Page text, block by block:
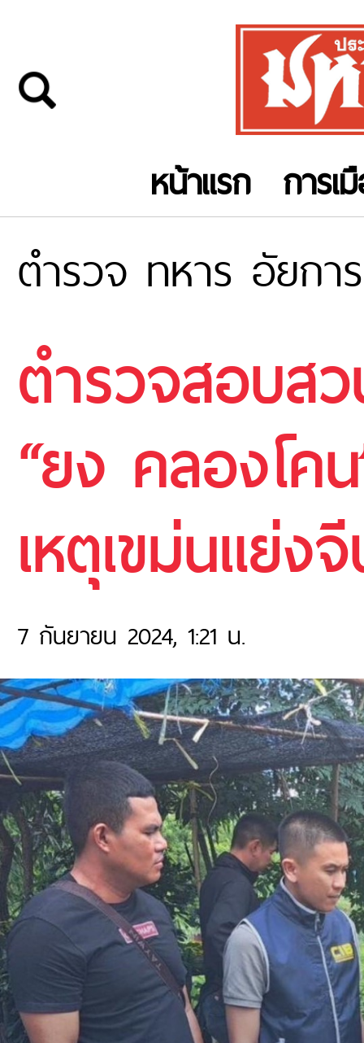
หน้าแรก การเ
ตำรวจ ทหาร อัยก
ตำรวจสอบส
“ยง คลองโ
เหตุเขม่นแย่ง
7 กันยายน 2024, 1:21 น.